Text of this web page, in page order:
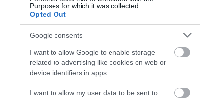
Purposes for which it was collected.
Opted Out
Google consents
I want to allow Google to enable storage
related to advertising like cookies on web or
device identifiers in apps.
I want to allow my user data to be sent to
2. A vajat alaposan kikeverem a kétféle cukorral, ha
géppel csinálom, ez kb. 5 percet jelent.
3. Egyesével hozzáadom a tojásokat, simára
4. A liszteket átszitálom a kakaóval, a sütőporral, a
szódabikarbónával és a sóval. Eldolgozom a cukros-